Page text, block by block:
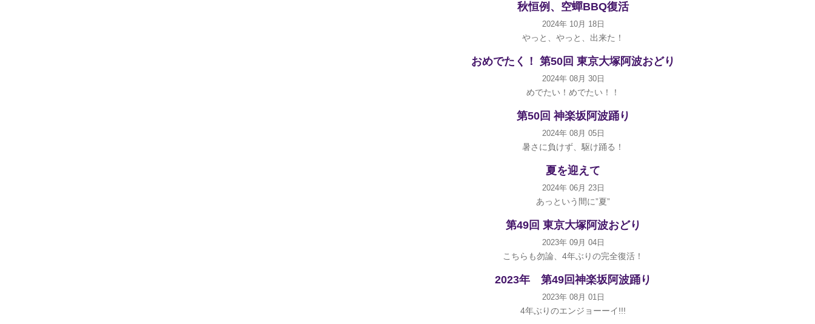
秋恒例、空蟬BBQ復活
2024年 10月 18日
やっと、やっと、出来た！
おめでたく！ 第50回 東京大塚阿波おどり
2024年 08月 30日
めでたい！めでたい！！
第50回 神楽坂阿波踊り
2024年 08月 05日
暑さに負けず、駆け踊る！
夏を迎えて
2024年 06月 23日
あっという間に”夏”
第49回 東京大塚阿波おどり
2023年 09月 04日
こちらも勿論、4年ぶりの完全復活！
2023年 第49回神楽坂阿波踊り
2023年 08月 01日
4年ぶりのエンジョーーイ!!!